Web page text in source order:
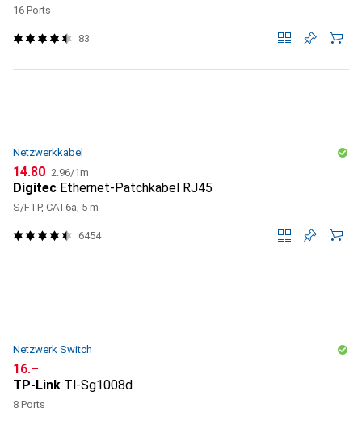
16 Ports
83
Netzwerkkabel
CHF
14.80 CHF
2.96/1m
Digitec Ethernet-Patchkabel RJ45
S/FTP, CAT6a, 5 m
6454
Netzwerk Switch
CHF
16.–
TP-Link Tl-Sg1008d
8 Ports